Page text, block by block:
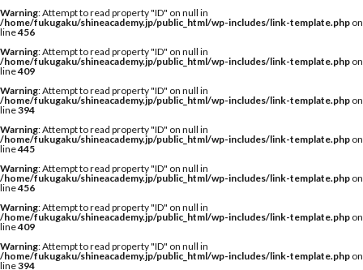
Warning: Attempt to read property "ID" on null in
/home/fukugaku/shineacademy.jp/public_html/wp-includes/link-template.php on
line456
Warning: Attempt to read property "ID" on null in
/home/fukugaku/shineacademy.jp/public_html/wp-includes/link-template.php on
line409
Warning: Attempt to read property "ID" on null in
/home/fukugaku/shineacademy.jp/public_html/wp-includes/link-template.php on
line394
Warning: Attempt to read property "ID" on null in
/home/fukugaku/shineacademy.jp/public_html/wp-includes/link-template.php on
line445
Warning: Attempt to read property "ID" on null in
/home/fukugaku/shineacademy.jp/public_html/wp-includes/link-template.php on
line456
Warning: Attempt to read property "ID" on null in
/home/fukugaku/shineacademy.jp/public_html/wp-includes/link-template.php on
line409
Warning: Attempt to read property "ID" on null in
/home/fukugaku/shineacademy.jp/public_html/wp-includes/link-template.php on
line394